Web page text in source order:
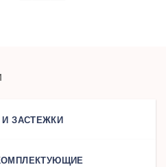
И ЗАСТЕЖКИ